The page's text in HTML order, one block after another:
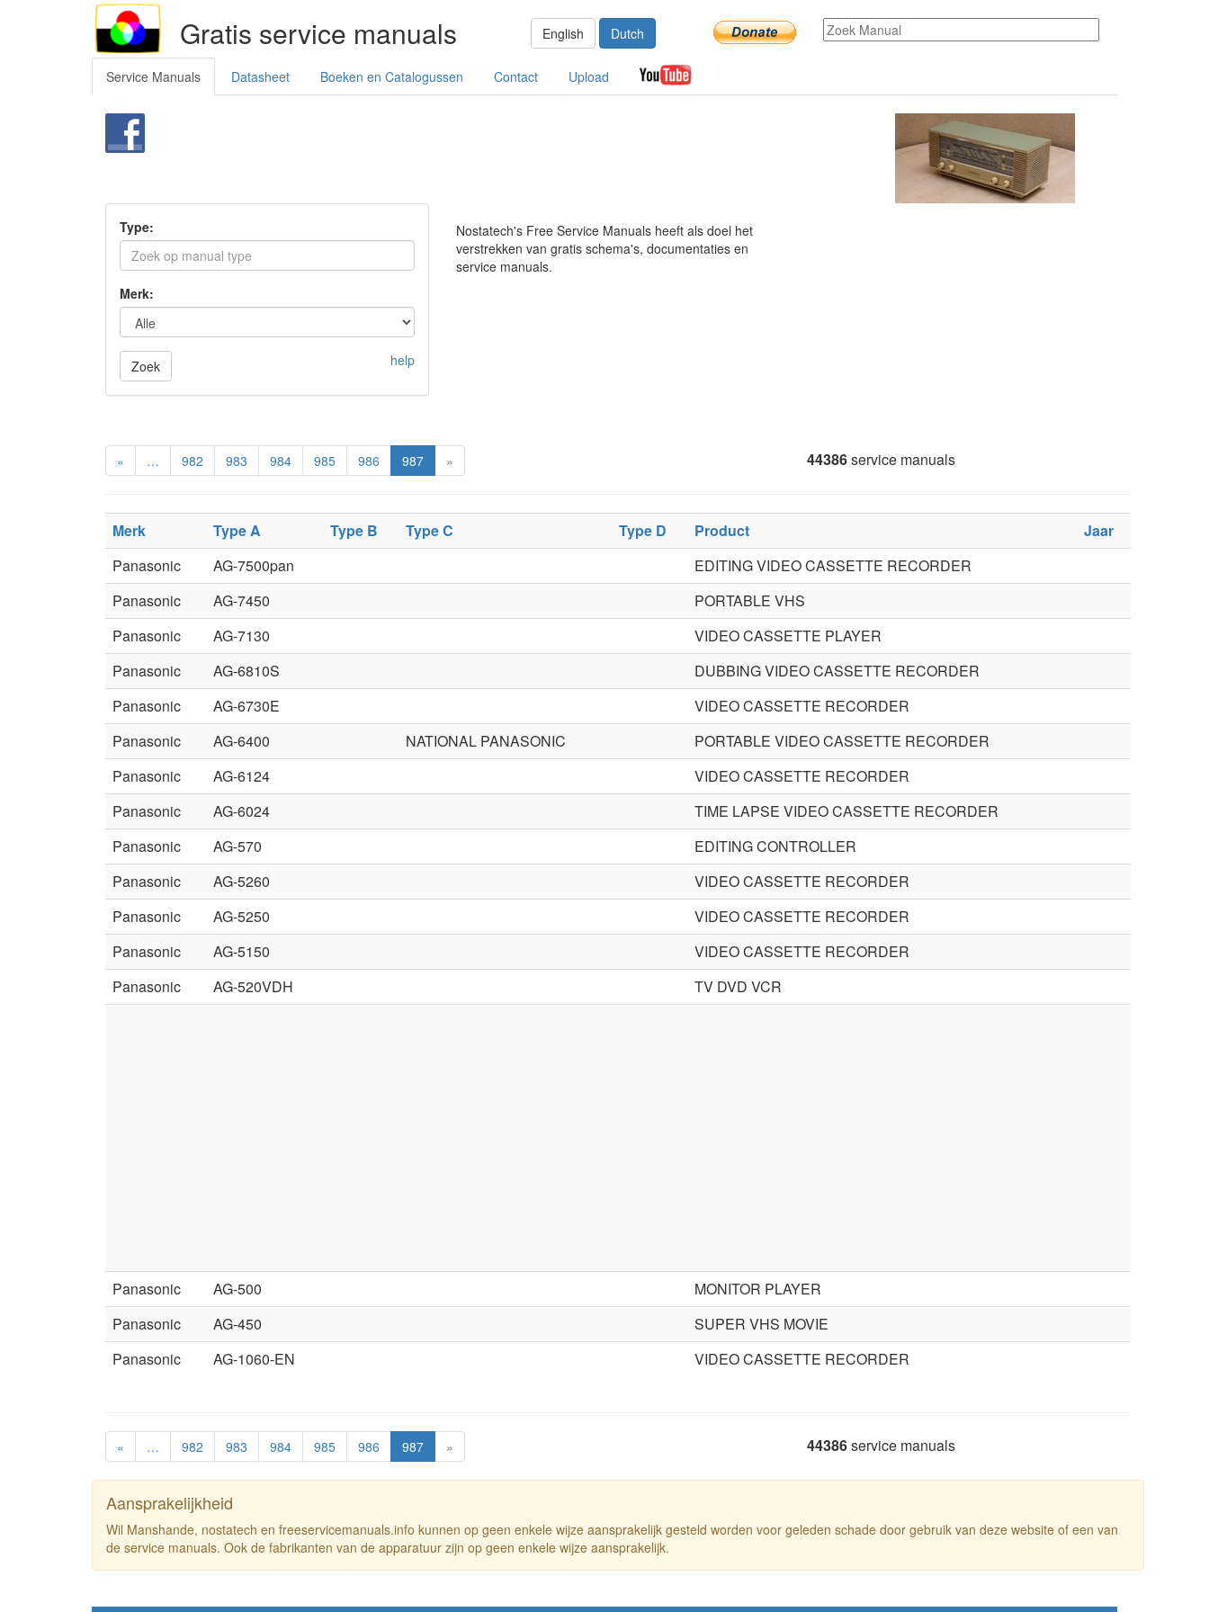
Gratis service manuals English Dutch
Service Manuals Datasheet Boeken en Catalogussen Contact Upload
Type:
Merk:
Zoek help
Nostatech's Free Service Manuals heeft als doel het
verstrekken van gratis schema's, documentaties en
service manuals.
« … 982 983 984 985 986 987 » 44386service manuals
Merk Type A Type B Type C Type D Product
Jaar
Panasonic
AG-7500pan
EDITING VIDEO CASSETTE RECORDER
Panasonic
AG-7450
PORTABLE VHS
Panasonic
AG-7130
VIDEO CASSETTE PLAYER
Panasonic
AG-6810S
DUBBING VIDEO CASSETTE RECORDER
Panasonic
AG-6730E
VIDEO CASSETTE RECORDER
Panasonic
AG-6400 NATIONAL PANASONIC
PORTABLE VIDEO CASSETTE RECORDER
Panasonic
AG-6124
VIDEO CASSETTE RECORDER
Panasonic
AG-6024
TIME LAPSE VIDEO CASSETTE RECORDER
Panasonic
AG-570
EDITING CONTROLLER
Panasonic
AG-5260
VIDEO CASSETTE RECORDER
Panasonic
AG-5250
VIDEO CASSETTE RECORDER
Panasonic
AG-5150
VIDEO CASSETTE RECORDER
Panasonic
AG-520VDH TV DVD VCR
Panasonic AG-500
MONITOR PLAYER
Panasonic
AG-450
SUPER VHS MOVIE
Panasonic
AG-1060-EN VIDEO CASSETTE RECORDER
« … 982 983 984 985 986 987 » 44386service manuals
Aansprakelijkheid
Wil Manshande, nostatech en freeservicemanuals.info kunnen op geen enkele wijze aansprakelijk gesteld worden voor geleden schade door gebruik van deze website of een van
de service manuals. Ook de fabrikanten van de apparatuur zijn op geen enkele wijze aansprakelijk.